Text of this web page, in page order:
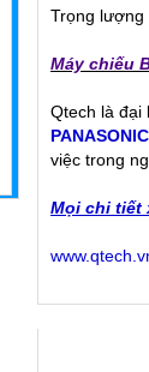
Trọng lượng
Máy chiếu
Qtech là đại
PANASONIC
việc trong
Mọi chi tiết